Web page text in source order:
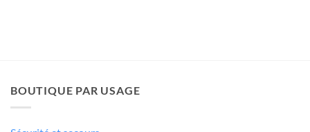
BOUTIQUE PAR USAGE